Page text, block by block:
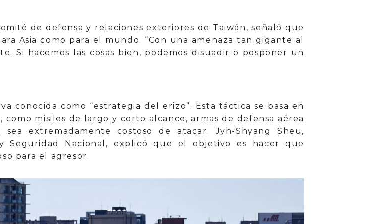
de defensa y relaciones exteriores de Taiwán, señaló que
Asia como para el mundo. “Con una amenaza tan gigante al
Si hacemos las cosas bien, podemos disuadir o posponer un
conocida como “estrategia del erizo”. Esta táctica se basa en
misiles de largo y corto alcance, armas de defensa aérea
extremadamente costoso de atacar. Jyh-Shyang Sheu,
Seguridad Nacional, explicó que el objetivo es hacer que
para el agresor.